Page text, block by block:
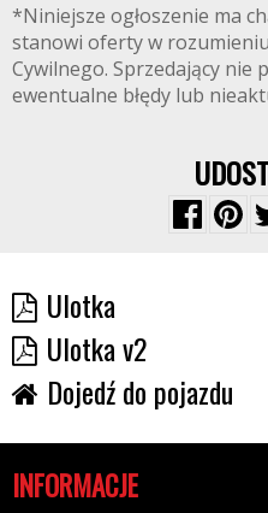
*Niniejsze ogłoszenie ma
stanowi oferty w
Cywilnego. Sprzedający nie
ewentualne błędy lub
Ulotka
Ulotka v2
Dojedź do pojazdu
INFORMACJE